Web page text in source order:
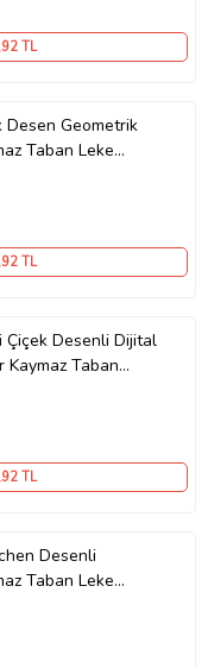
TL
Geometrik
Taban Leke
Halısı ve
TL
Çiçek Desenli Dijital
Kaymaz Taban
(Yeşil)
TL
Desenli
Taban Leke
Halısı